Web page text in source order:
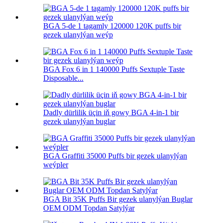
BGA 5-de 1 tagamly 120000 120K puffs bir
gezek ulanylýan weýp
BGA Fox 6 in 1 140000 Puffs Sextuple Taste
Disposable...
Dadly dürlilik üçin iň gowy BGA 4-in-1 bir
gezek ulanylýan buglar
BGA Graffiti 35000 Puffs bir gezek ulanylýan
weýpler
BGA Bit 35K Puffs Bir gezek ulanylýan Buglar
OEM ODM Topdan Satylýar